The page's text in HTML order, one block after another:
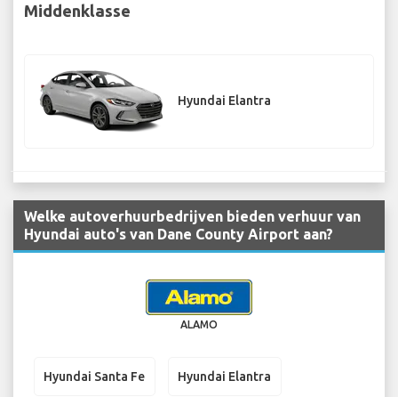
Middenklasse
Hyundai Elantra
Welke autoverhuurbedrijven bieden verhuur van
Hyundai auto's van Dane County Airport aan?
ALAMO
Hyundai Santa Fe Hyundai Elantra